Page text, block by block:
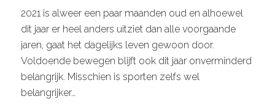
2021 is alweer een paar maanden oud en alhoewel
dit jaar er heel anders uitziet dan alle voorgaande
jaren, gaat het dagelijks leven gewoon door.
Voldoende bewegen blijft ook dit jaar onverminderd
belangrijk. Misschien is sporten zelfs wel
belangrijker…